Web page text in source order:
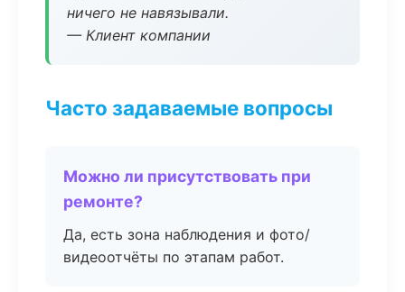
ничего не навязывали.
— Клиент компании
Часто задаваемые вопросы
Можно ли присутствовать при
ремонте?
Да, есть зона наблюдения и фото/
видеоотчёты по этапам работ.